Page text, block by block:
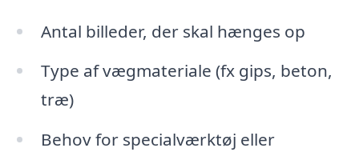
Antal billeder, der skal hænges op
Type af vægmateriale (fx gips, beton,
træ)
Behov for specialværktøj eller